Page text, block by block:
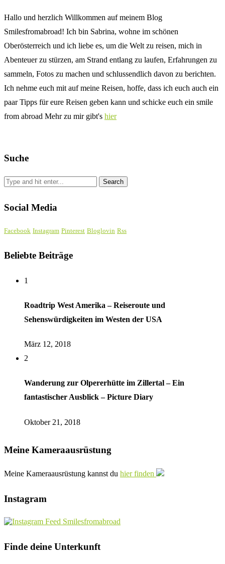
Hallo und herzlich Willkommen auf meinem Blog
Smilesfromabroad! Ich bin Sabrina, wohne im schönen
Oberösterreich und ich liebe es, um die Welt zu reisen, mich in
Abenteuer zu stürzen, am Strand entlang zu laufen, Erfahrungen zu
sammeln, Fotos zu machen und schlussendlich davon zu berichten.
Ich nehme euch mit auf meine Reisen, hoffe, dass ich euch auch ein
paar Tipps für eure Reisen geben kann und schicke euch ein smile
from abroad Mehr zu mir gibt's hier
Suche
Social Media
Facebook Instagram Pinterest Bloglovin Rss
Beliebte Beiträge
1
Roadtrip West Amerika – Reiseroute und
Sehenswürdigkeiten im Westen der USA
März 12, 2018
2
Wanderung zur Olpererhütte im Zillertal – Ein
fantastischer Ausblick – Picture Diary
Oktober 21, 2018
Meine Kameraausrüstung
Meine Kameraausrüstung kannst du hier finden
Instagram
Finde deine Unterkunft